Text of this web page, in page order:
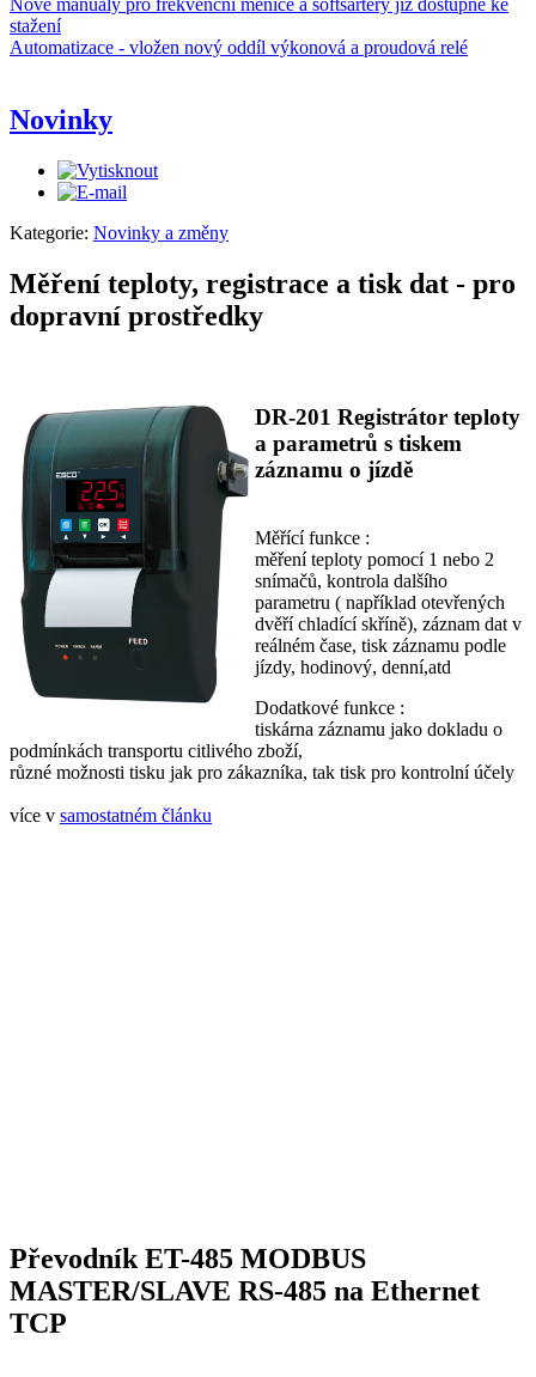
Nové manuály pro frekvenční měniče a softsartéry již dostupné ke
stažení
Automatizace - vložen nový oddíl výkonová a proudová relé
Novinky
Kategorie: Novinky a změny
Měření teploty, registrace a tisk dat - pro
dopravní prostředky
DR-201 Registrátor teploty
a parametrů s tiskem
záznamu o jízdě
Měřící funkce :
měření teploty pomocí 1 nebo 2
snímačů, kontrola dalšího
parametru ( například otevřených
dvěří chladící skříně), záznam dat v
reálném čase, tisk záznamu podle
jízdy, hodinový, denní,atd
Dodatkové funkce :
tiskárna záznamu jako dokladu o
podmínkách transportu citlivého zboží,
různé možnosti tisku jak pro zákazníka, tak tisk pro kontrolní účely
více v samostatném článku
Převodník ET-485 MODBUS
MASTER/SLAVE RS-485 na Ethernet
TCP